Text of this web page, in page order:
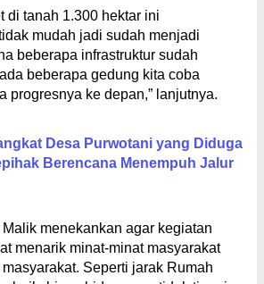
di tanah 1.300 hektar ini
mudah jadi sudah menjadi
beberapa infrastruktur sudah
beberapa gedung kita coba
progresnya ke depan,” lanjutnya.
Desa Purwotani yang Diduga
Berencana Menempuh Jalur
menekankan agar kegiatan
menarik minat-minat masyarakat
Seperti jarak Rumah